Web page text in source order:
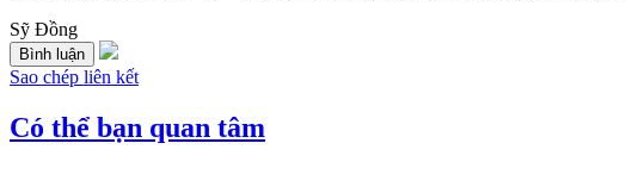
Sỹ Đồng
Bình luận
Sao chép liên kết
Có thể bạn quan tâm